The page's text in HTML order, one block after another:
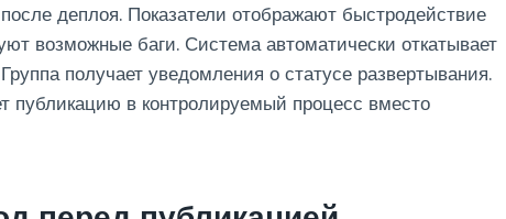
деплоя. Показатели отображают быстродействие
возможные баги. Система автоматически откатывает
получает уведомления о статусе развертывания.
публикацию в контролируемый процесс вместо